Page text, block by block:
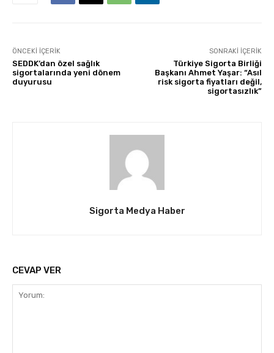
ÖNCEKI İÇERIK
SEDDK’dan özel sağlık
sigortalarında yeni dönem
duyurusu
SONRAKI İÇERIK
Türkiye Sigorta Birliği
Başkanı Ahmet Yaşar: “Asıl
risk sigorta fiyatları değil,
sigortasızlık”
Sigorta Medya Haber
CEVAP VER